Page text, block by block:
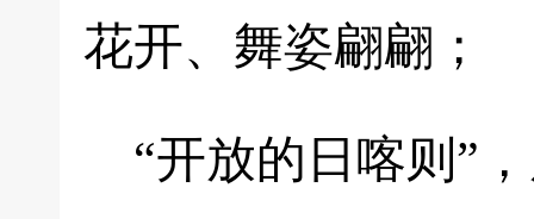
花开、舞姿翩翩；
“开放的日喀则”